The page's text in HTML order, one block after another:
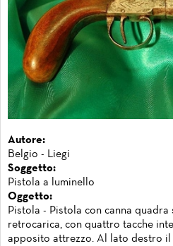
Autore:
Belgio - Liegi
Soggetto:
Pistola a luminello
Oggetto:
Pistola - Pistola con canna
retrocarica, con quattro tacche
apposito attrezzo. Al lato destro il